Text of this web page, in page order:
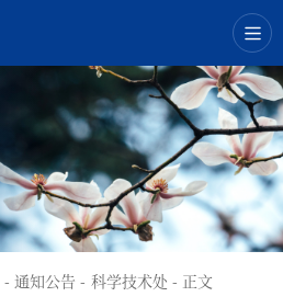
- 通知公告 - 科学技术处 - 正文